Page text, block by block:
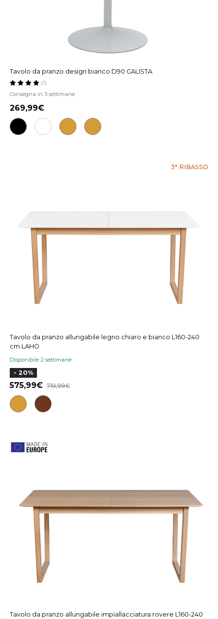
Tavolo da pranzo design bianco D90 CALISTA
Consegna in 3 settimane
(1)
269,99€
3° RIBASSO
Tavolo da pranzo allungabile legno chiaro e bianco L160-240
cm LAHO
Disponibile 2 settimane
- 20%
575,99€ 719,99€
Tavolo da pranzo allungabile impiallacciatura rovere L160-240